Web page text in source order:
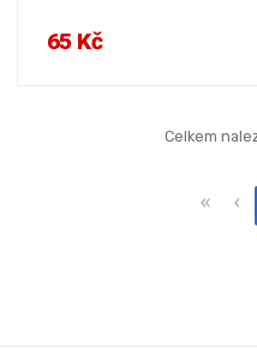
65 Kč
Celkem
« ‹